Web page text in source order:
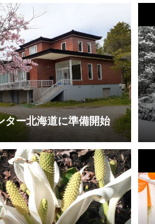
ター北海道に準備開始